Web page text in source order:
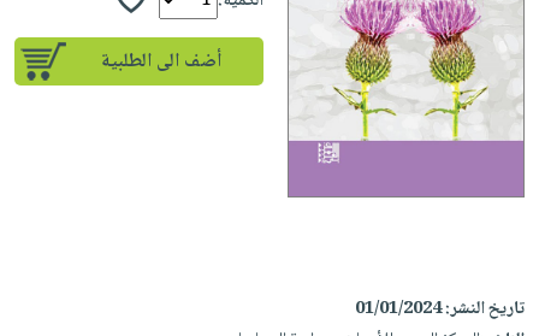
إختياراتنا
كتب
أكاديمية
صندوق
English
iKitab
حدود
أسئلة
طرحها
على
أسئلة
يتكرر
طرحها
تحميل
masmu3
على
المواضيع
الأكثر
مبيعاً
وسائل
تعليمية
الصحة
والعناية
العناية
والسفرة
أضف الى الطلبية
تاريخ النشر:01/01/2024